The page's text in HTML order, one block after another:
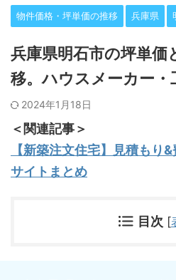
物件価格・坪単価の推移 兵庫県
兵庫県明石市の坪単価
移。ハウスメーカー・
2024年1月18日
＜関連記事＞
【新築注文住宅】見積もり
サイトまとめ
目次 [